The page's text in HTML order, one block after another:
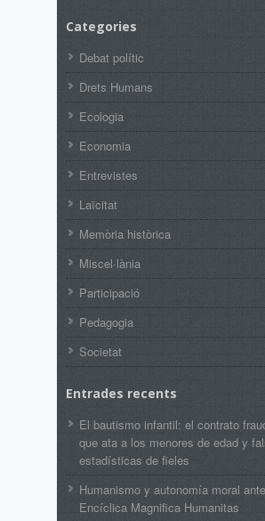
Categories
Debat polític
Drets Humans
Ecologia
Economia
Entrevistes
Laïcitat
Memòria històrica
Miscel·lània
Participació
Pedagogia
Societat
Entrades recents
El bautismo infantil: el contrato
que ata a los menores de edad y
estadísticas de fieles
Humanismo y autonomía moral
Encíclica Magnifica Humanitas